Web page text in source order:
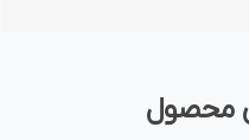
محصول